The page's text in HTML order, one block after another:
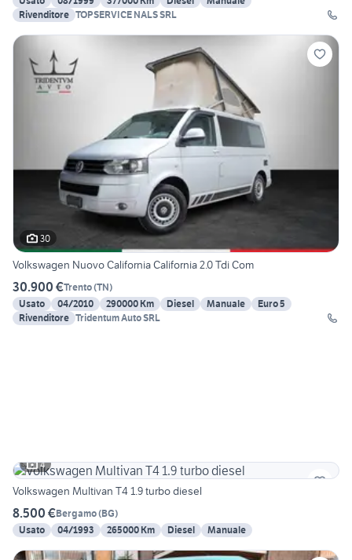
Rivenditore TOPSERVICE NALS SRL
30
Volkswagen Nuovo California California 2.0 Tdi Com
30.900 €Trento(TN)
Usato
04/2010 290000 Km Diesel Manuale
Euro 5
Rivenditore Tridentum Auto SRL
4
Volkswagen Multivan T4 1.9 turbo diesel
8.500 €Bergamo(BG)
Usato
04/1993 265000 Km Diesel Manuale